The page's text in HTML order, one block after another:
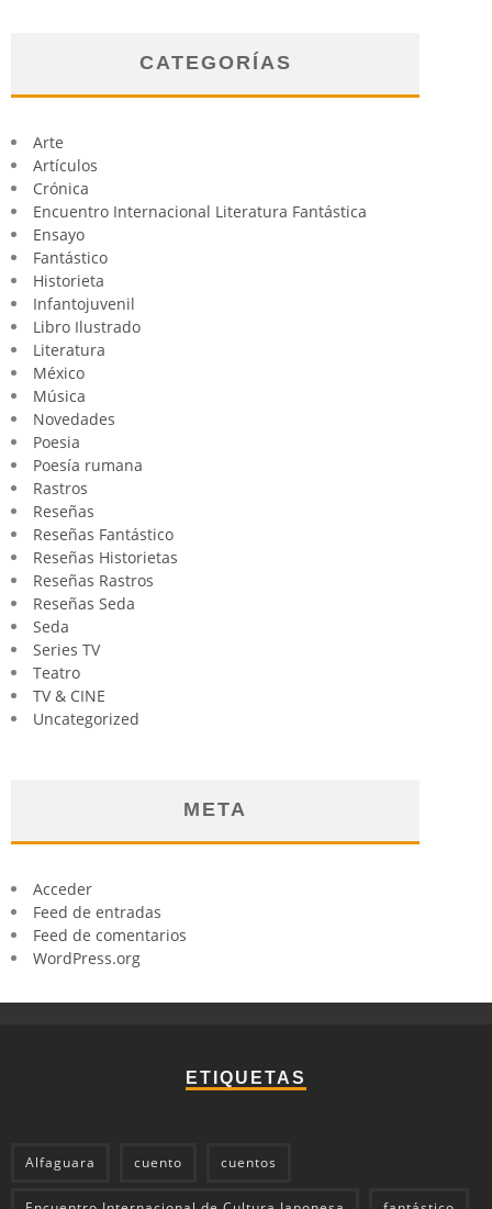
CATEGORÍAS
Arte
Artículos
Crónica
Encuentro Internacional Literatura Fantástica
Ensayo
Fantástico
Historieta
Infantojuvenil
Libro Ilustrado
Literatura
México
Música
Novedades
Poesia
Poesía rumana
Rastros
Reseñas
Reseñas Fantástico
Reseñas Historietas
Reseñas Rastros
Reseñas Seda
Seda
Series TV
Teatro
TV & CINE
Uncategorized
META
Acceder
Feed de entradas
Feed de comentarios
WordPress.org
ETIQUETAS
Alfaguara cuento cuentos